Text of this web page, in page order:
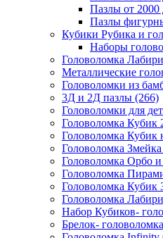
Пазлы от 2000
Пазлы
Кубики Рубика и
Наборы
Головоломка
Металлические
Головоломки из
3Д и 2Д пазлы (266)
Головоломки для
Головоломка Кубик
Головоломка Кубик
Головоломка Змейка
Головоломка Орбо
Головоломка
Головоломка Кубик
Головоломка
Набор Кубиков-
Брелок- головоломка